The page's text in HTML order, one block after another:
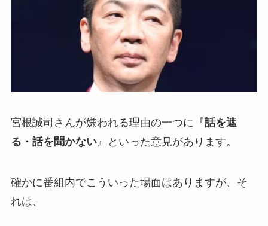
宮根誠司さんが嫌われる理由の一つに『話を遮
る・話を聞かない』といった意見があります。
確かに番組内でこういった場面はありますが、そ
れは、